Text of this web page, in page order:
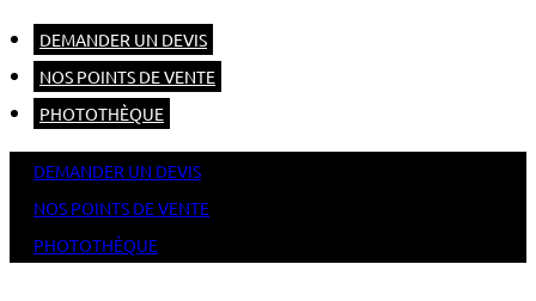
DEMANDER UN DEVIS
NOS POINTS DE VENTE
PHOTOTHÈQUE
DEMANDER UN DEVIS
NOS POINTS DE VENTE
PHOTOTHÈQUE